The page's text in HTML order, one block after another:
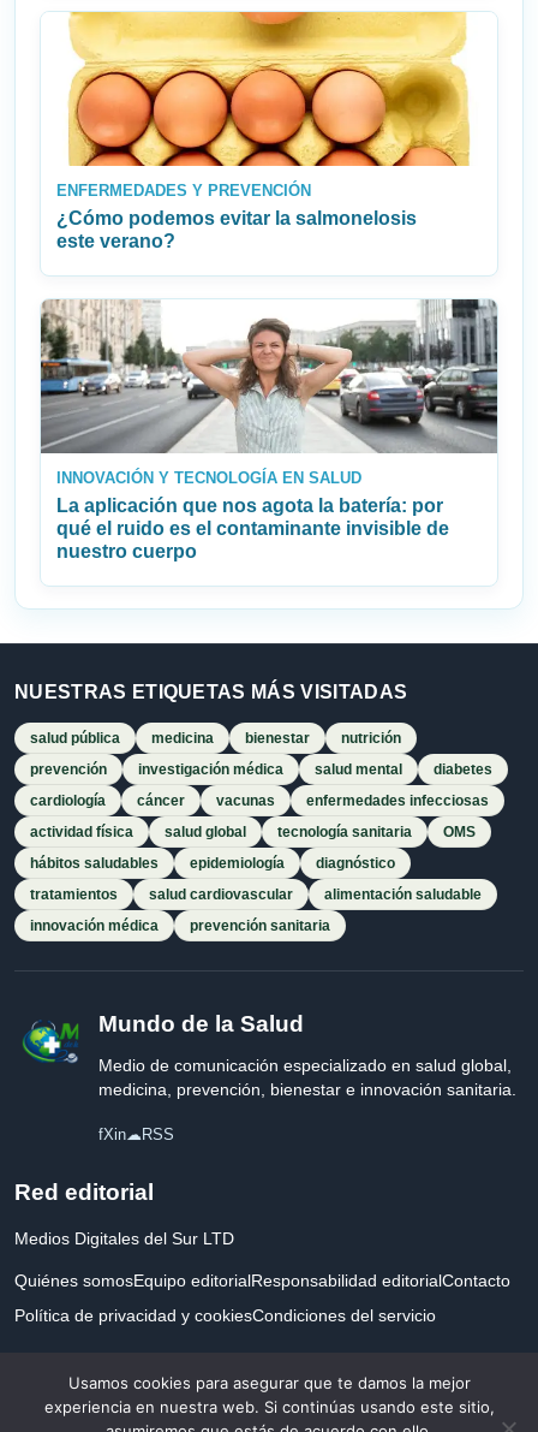
ENFERMEDADES Y PREVENCIÓN
¿Cómo podemos evitar la salmonelosis
este verano?
INNOVACIÓN Y TECNOLOGÍA EN SALUD
La aplicación que nos agota la batería: por
qué el ruido es el contaminante invisible de
nuestro cuerpo
NUESTRAS ETIQUETAS MÁS VISITADAS
salud pública medicina bienestar
nutrición
prevención
investigación médica salud mental
diabetes
cardiología
cáncer vacunas
enfermedades infecciosas
actividad física
salud global tecnología sanitaria
OMS
hábitos saludables
epidemiología
diagnóstico
tratamientos
salud cardiovascular
alimentación saludable
innovación médica
prevención sanitaria
Mundo de la Salud
Medio de comunicación especializado en salud global,
medicina, prevención, bienestar e innovación sanitaria.
fXin☁RSS
Red editorial
Medios Digitales del Sur LTD
Quiénes somosEquipo editorialResponsabilidad editorialContacto
Política de privacidad y cookiesCondiciones del servicio
Usamos cookies para asegurar que te damos la mejor
experiencia en nuestra web. Si continúas usando este sitio,